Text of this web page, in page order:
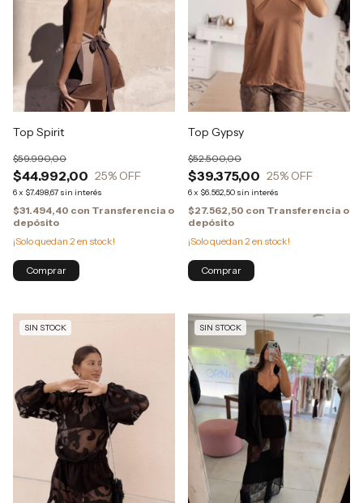
Top Spirit
$44.992,00
$59.990,00
25% OFF
6x $7.498,67 sin interés
$31.494,40 con Transferencia o
depósito
¡Solo quedan 2en stock!
Top Gypsy
$39.375,00
$52.500,00
25% OFF
6x $6.562,50 sin interés
$27.562,50 con Transferencia o
depósito
¡Solo quedan 2en stock!
SIN STOCK SIN STOCK